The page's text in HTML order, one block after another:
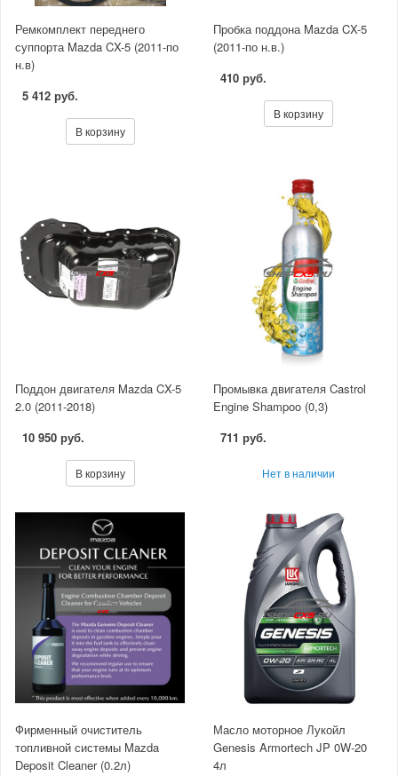
Ремкомплект переднего
суппорта Mazda CX-5 (2011-по
н.в)
5 412 руб.
В корзину
Пробка поддона Mazda CX-5
(2011-по н.в.)
410 руб.
В корзину
Поддон двигателя Mazda CX-5
2.0 (2011-2018)
10 950 руб.
В корзину
Промывка двигателя Castrol
Engine Shampoo (0,3)
711 руб.
Нет в наличии
Фирменный очиститель
топливной системы Mazda
Deposit Cleaner (0.2л)
Масло моторное Лукойл
Genesis Armortech JP 0W-20
4л